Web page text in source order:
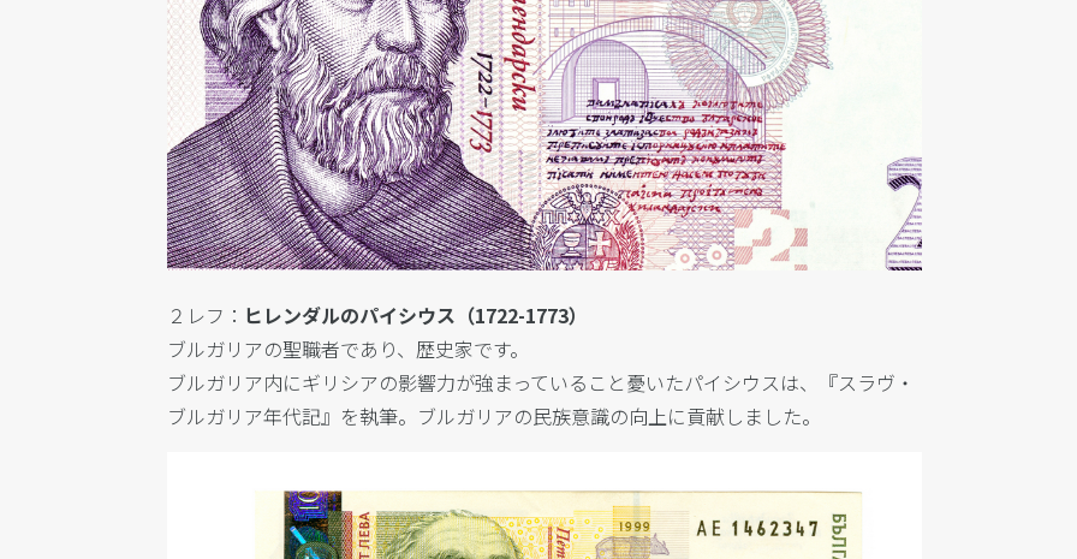
２レフ： ヒレンダルのパイシウス（1722-1773）
ブルガリアの聖職者であり、歴史家です。
ブルガリア内にギリシアの影響力が強まっていること憂いたパイシウスは、
『スラヴ・
ブルガリア年代記』を執筆。 ブルガリアの民族意識の向上に貢献しました。